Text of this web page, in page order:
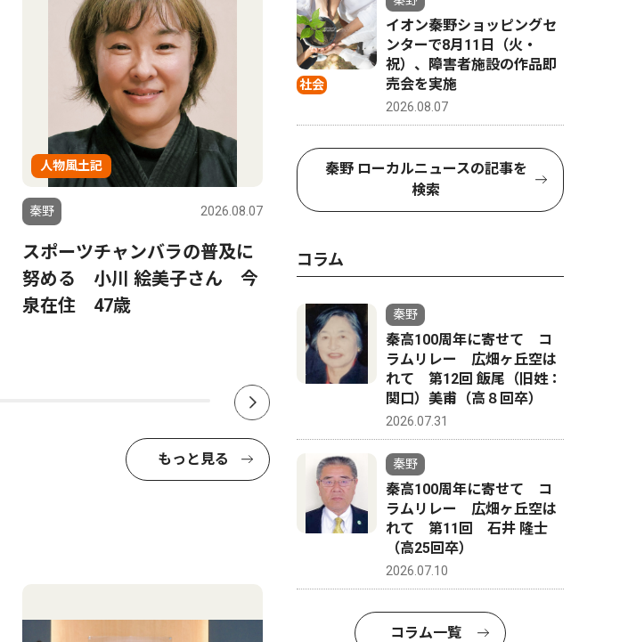
人物風土記
秦野 2026.08.07
スポーツチャンバラの普及に
努める 小川 絵美子さん 今
泉在住 47歳
スポーツ
秦野 2026.07.31
水泳で全国・関東大会へ 秦
野市内中学生４人
オラマ
もっと見る
社会
イオン秦野ショッピングセ
ンターで8月11日（火・
祝）、障害者施設の作品即
売会を実施
2026.08.07
秦野 ローカルニュースの記事を
検索
コラム
秦野
秦高100周年に寄せて コ
ラムリレー 広畑ヶ丘空は
れて 第12回 飯尾（旧姓：
関口）美甫（高８回卒）
2026.07.31
秦野
秦高100周年に寄せて コ
ラムリレー 広畑ヶ丘空は
れて 第11回 石井 隆士
（高25回卒）
2026.07.10
コラム一覧